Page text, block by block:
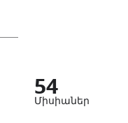
54
Միսիաներ